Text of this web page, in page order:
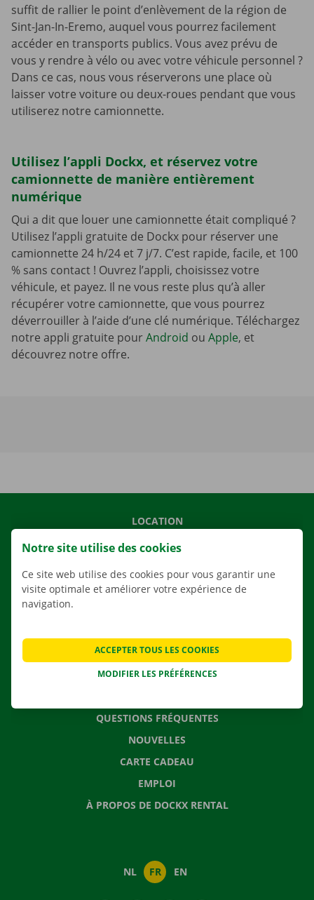
suffit de rallier le point d’enlèvement de la région de
Sint-Jan-In-Eremo, auquel vous pourrez facilement
accéder en transports publics. Vous avez prévu de
vous y rendre à vélo ou avec votre véhicule personnel ?
Dans ce cas, nous vous réserverons une place où
laisser votre voiture ou deux-roues pendant que vous
utiliserez notre camionnette.
Utilisez l’appli Dockx, et réservez votre
camionnette de manière entièrement
numérique
Qui a dit que louer une camionnette était compliqué ?
Utilisez l’appli gratuite de Dockx pour réserver une
camionnette 24 h/24 et 7 j/7. C’est rapide, facile, et 100
% sans contact ! Ouvrez l’appli, choisissez votre
véhicule, et payez. Il ne vous reste plus qu’à aller
récupérer votre camionnette, que vous pourrez
déverrouiller à l’aide d’une clé numérique. Téléchargez
notre appli gratuite pourAndroid ou Apple, et
découvrez notre offre.
LOCATION
NOS VÉHICULES
AGENCES
QUESTIONS FRÉQUENTES
NOUVELLES
CARTE CADEAU
EMPLOI
À PROPOS DE DOCKX RENTAL
NL FR EN
Notre site utilise des cookies
Ce site web utilise des cookies pour vous garantir une
visite optimale et améliorer votre expérience de
navigation.
MODIFIER LES PRÉFÉRENCES
ACCEPTER TOUS LES COOKIES